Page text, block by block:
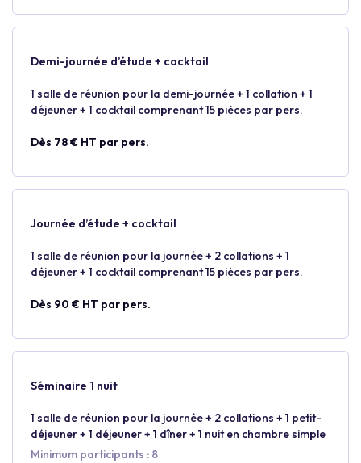
Demi-journée d’étude + cocktail
1 salle de réunion pour la demi-journée + 1 collation + 1
déjeuner + 1 cocktail comprenant 15 pièces par pers.
Dès 78 € HT par pers.
Journée d’étude + cocktail
1 salle de réunion pour la journée + 2 collations + 1
déjeuner + 1 cocktail comprenant 15 pièces par pers.
Dès 90 € HT par pers.
Séminaire 1 nuit
1 salle de réunion pour la journée + 2 collations + 1 petit-
déjeuner + 1 déjeuner + 1 dîner + 1 nuit en chambre simple
Minimum participants : 8